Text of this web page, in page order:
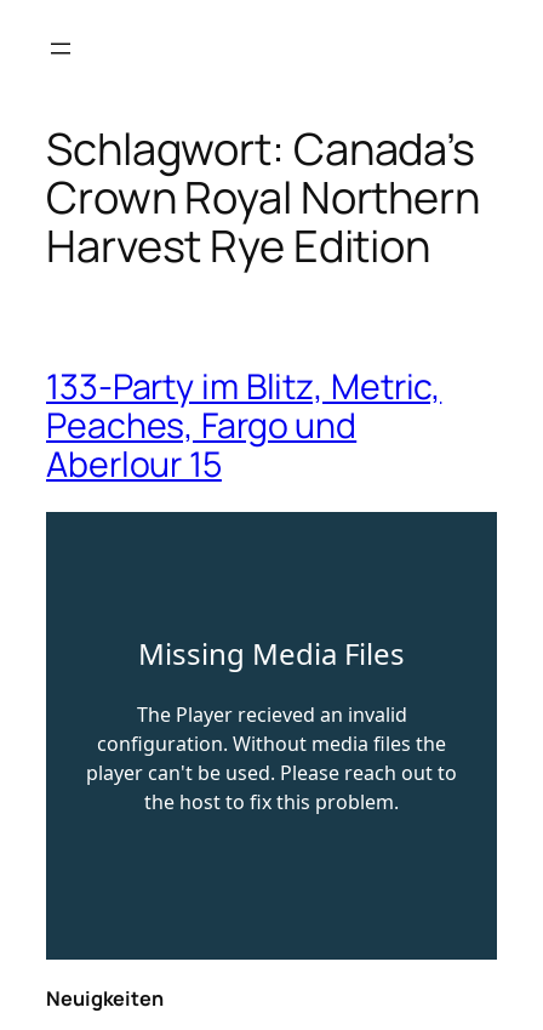
Inhalt
Schlagwort: Canada’s
Crown Royal Northern
Harvest Rye Edition
133-Party im Blitz, Metric,
Peaches, Fargo und
Aberlour 15
Neuigkeiten